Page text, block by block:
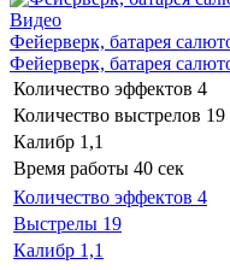
Видео
Фейерверк, батарея
Фейерверк, батарея
Количество эффектов 4
Количество выстрелов 19
Калибр 1,1
Время работы 40 сек
Количество эффектов 4
Выстрелы 19
Калибр 1,1